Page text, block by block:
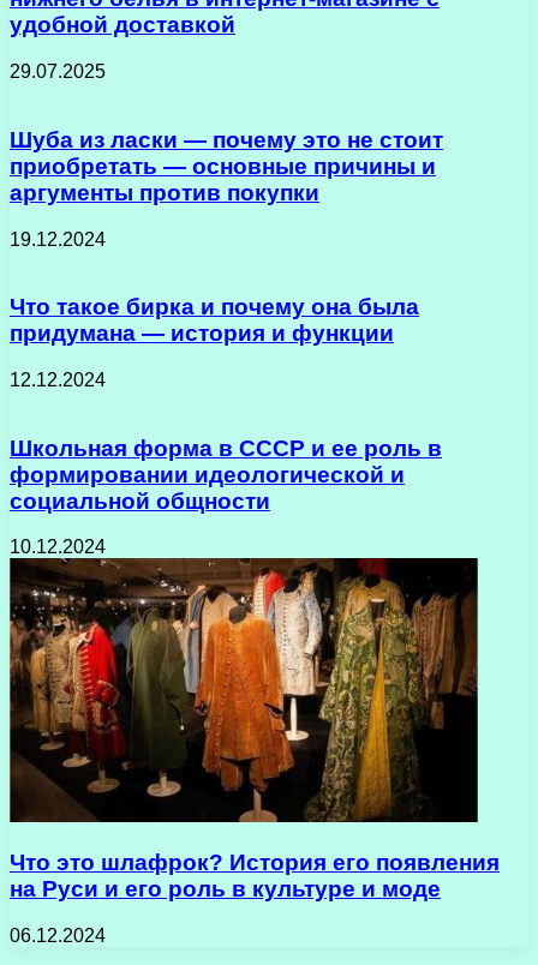
удобной доставкой
29.07.2025
Шуба из ласки — почему это не стоит
приобретать — основные причины и
аргументы против покупки
19.12.2024
Что такое бирка и почему она была
придумана — история и функции
12.12.2024
Школьная форма в СССР и ее роль в
формировании идеологической и
социальной общности
10.12.2024
Что это шлафрок? История его появления
на Руси и его роль в культуре и моде
06.12.2024